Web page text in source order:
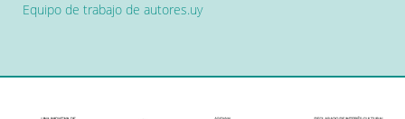
Equipo de trabajo de autores.uy